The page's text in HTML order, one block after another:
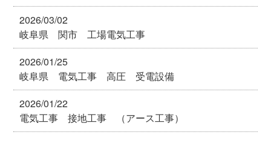
2026/03/02
岐阜県 関市 工場電気工事
2026/01/25
岐阜県 電気工事 高圧 受電設備
2026/01/22
電気工事 接地工事 （アース工事）